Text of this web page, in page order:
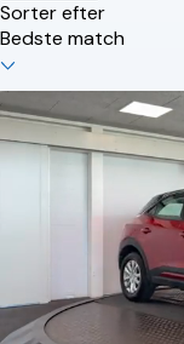
Sorter efter
Bedste match